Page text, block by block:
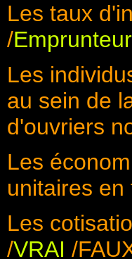
Les taux
/
Les
au sein de
d'ouvriers
Les
unitaires
Les
/VRAI /